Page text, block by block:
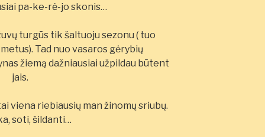
pa-ke-rė-jo skonis…
turgūs tik šaltuoju sezonu ( tuo
Tad nuo vasaros gėrybių
žiemą dažniausiai užpildau būtent
jais.
viena riebiausių man žinomų sriubų.
soti, šildanti…